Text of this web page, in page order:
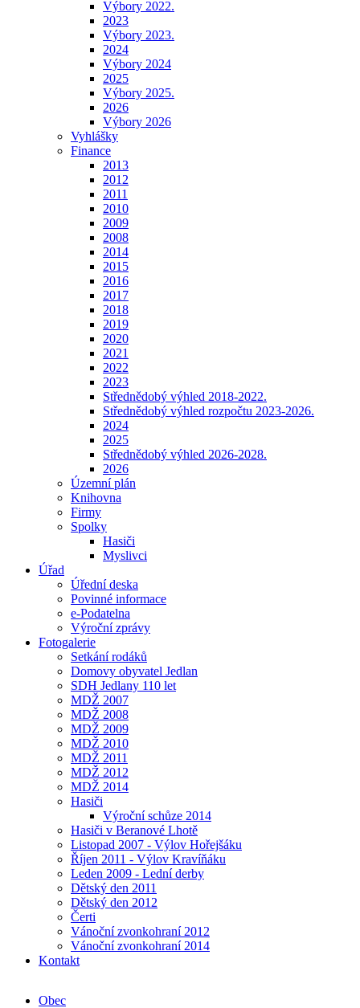
Výbory 2022.
2023
Výbory 2023.
2024
Výbory 2024
2025
Výbory 2025.
2026
Výbory 2026
Vyhlášky
Finance
2013
2012
2011
2010
2009
2008
2014
2015
2016
2017
2018
2019
2020
2021
2022
2023
Střednědobý výhled 2018-2022.
Střednědobý výhled rozpočtu 2023-2026.
2024
2025
Střednědobý výhled 2026-2028.
2026
Územní plán
Knihovna
Firmy
Spolky
Hasiči
Myslivci
Úřad
Úřední deska
Povinné informace
e-Podatelna
Výroční zprávy
Fotogalerie
Setkání rodáků
Domovy obyvatel Jedlan
SDH Jedlany 110 let
MDŽ 2007
MDŽ 2008
MDŽ 2009
MDŽ 2010
MDŽ 2011
MDŽ 2012
MDŽ 2014
Hasiči
Výroční schůze 2014
Hasiči v Beranové Lhotě
Listopad 2007 - Výlov Hořejšáku
Říjen 2011 - Výlov Kravíňáku
Leden 2009 - Lední derby
Dětský den 2011
Dětský den 2012
Čerti
Vánoční zvonkohraní 2012
Vánoční zvonkohraní 2014
Kontakt
Obec